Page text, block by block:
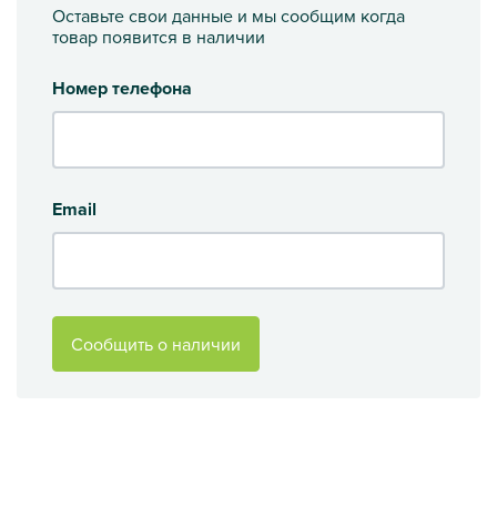
Оставьте свои данные и мы сообщим когда
товар появится в наличии
Номер телефона
Email
Сообщить о наличии